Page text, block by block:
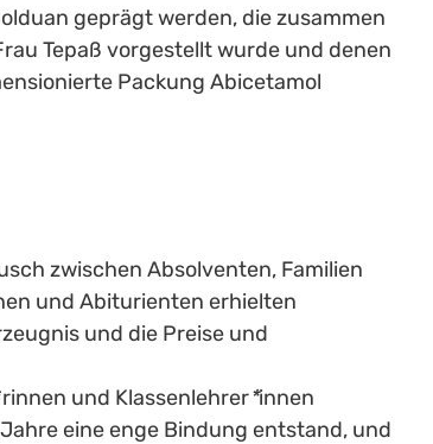
geprägt werden, die zusammen
Tepaß vorgestellt wurde und denen
Packung Abicetamol
zwischen Absolventen, Familien
und Abiturienten erhielten
und die Preise und
und Klassenlehrer*innen
eine enge Bindung entstand, und